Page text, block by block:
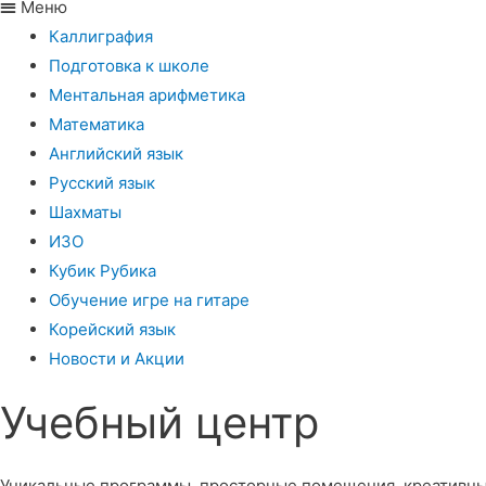
Меню
Каллиграфия
Подготовка к школе
Ментальная арифметика
Математика
Английский язык
Русский язык
Шахматы
ИЗО
Кубик Рубика
Обучение игре на гитаре
Корейский язык
Новости и Акции
Учебный центр​